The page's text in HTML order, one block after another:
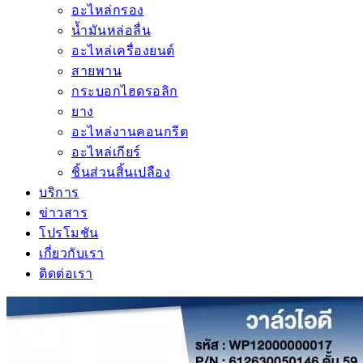
อะไหล่กรอง
น้ำมันหล่อลื่น
อะไหล่เครื่องยนต์
สายพาน
กระบอกไฮดรอลิก
ยาง
อะไหล่งานคอนกรีต
อะไหล่เกียร์
ชิ้นส่วนสิ้นเปลือง
บริการ
ข่าวสาร
โปรโมชัน
เกี่ยวกับเรา
ติดต่อเรา